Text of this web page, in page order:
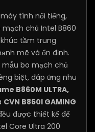
máy tính nổi tiếng,
chủ Intel B860
tầm trung
mẽ và ổn định.
bo mạch chủ
biệt, đáp ứng nhu
B860M ULTRA,
CVN B860I GAMING
được thiết kế để
Core Ultra 200